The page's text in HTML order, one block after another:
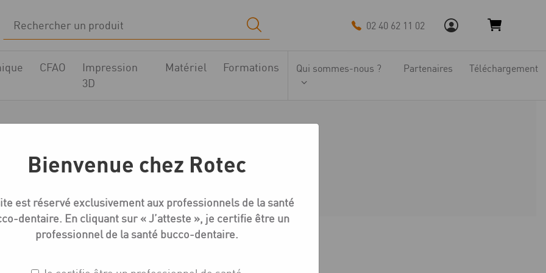
02 40 62 11 02
CFAO
Impression
3D
Matériel Formations Qui sommes-nous ? Partenaires Téléchargement
Bienvenue chez Rotec
est réservé exclusivement aux professionnels de la santé
dentaire. En cliquant sur « J’atteste », je certifie être un
professionnel de la santé bucco-dentaire.